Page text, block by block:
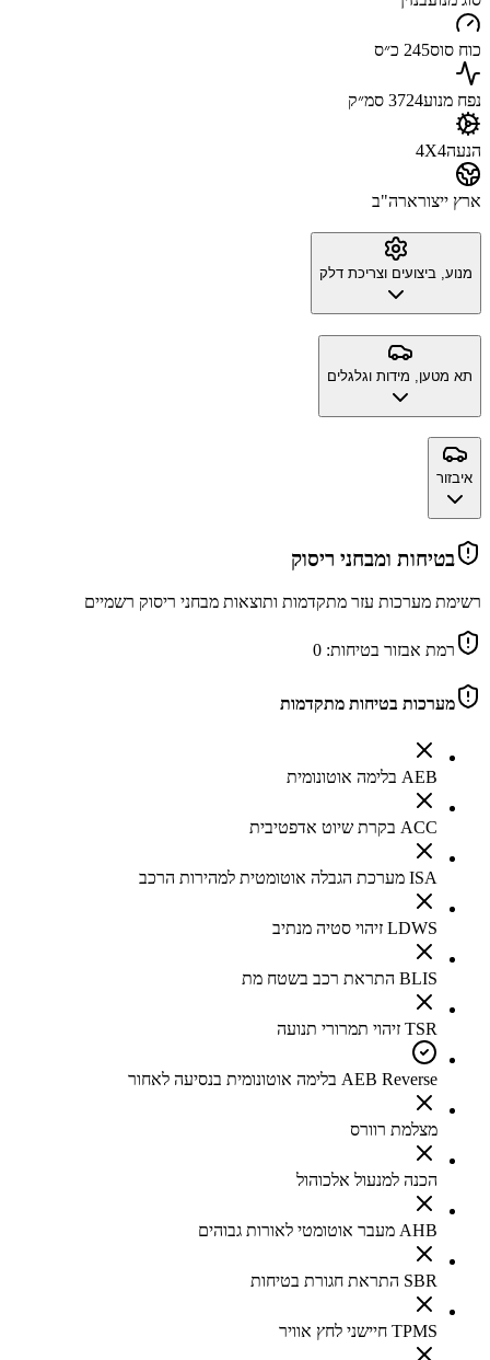
כוח סוס245 כ״ס
נפח מנוע3724 סמ״ק
הנעה4X4
ארץ ייצורארה"ב
מנוע, ביצועים וצריכת דלק
תא מטען, מידות וגלגלים
איבזור
בטיחות ומבחני ריסוק
רשימת מערכות עזר מתקדמות ותוצאות מבחני ריסוק רשמיים
רמת אבזור בטיחות: 0
מערכות בטיחות מתקדמות
AEB בלימה אוטונומית
ACC בקרת שיוט אדפטיבית
ISA מערכת הגבלה אוטומטית למהירות הרכב
LDWS זיהוי סטיה מנתיב
BLIS התראת רכב בשטח מת
TSR זיהוי תמרורי תנועה
AEB Reverse בלימה אוטונומית בנסיעה לאחור
מצלמת רוורס
הכנה למנעול אלכוהול
AHB מעבר אוטומטי לאורות גבוהים
SBR התראת חגורת בטיחות
TPMS חיישני לחץ אוויר